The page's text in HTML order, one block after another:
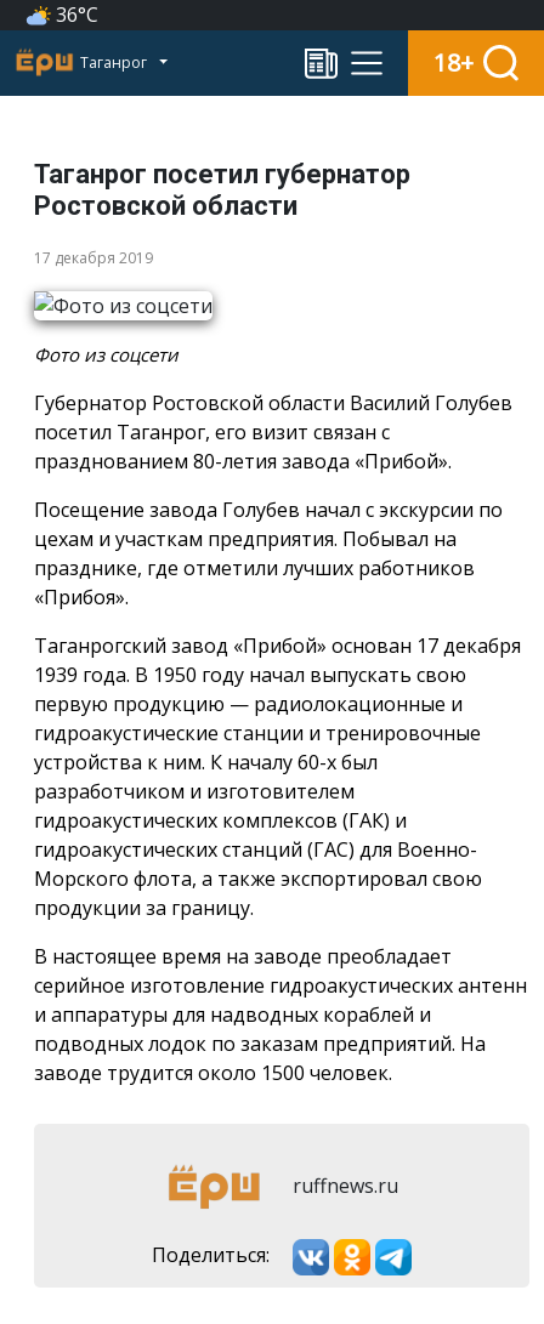
36°C
Таганрог 18+
Таганрог посетил губернатор
Ростовской области
17 декабря 2019
Фото из соцсети
Губернатор Ростовской области Василий Голубев
посетил Таганрог, его визит связан с
празднованием 80-летия завода «Прибой».
Посещение завода Голубев начал с экскурсии по
цехам и участкам предприятия. Побывал на
празднике, где отметили лучших работников
«Прибоя».
Таганрогский завод «Прибой» основан 17 декабря
1939 года. В 1950 году начал выпускать свою
первую продукцию — радиолокационные и
гидроакустические станции и тренировочные
устройства к ним. К началу 60-х был
разработчиком и изготовителем
гидроакустических комплексов (ГАК) и
гидроакустических станций (ГАС) для Военно-
Морского флота, а также экспортировал свою
продукции за границу.
В настоящее время на заводе преобладает
серийное изготовление гидроакустических антенн
и аппаратуры для надводных кораблей и
подводных лодок по заказам предприятий. На
заводе трудится около 1500 человек.
ruffnews.ru
Поделиться: